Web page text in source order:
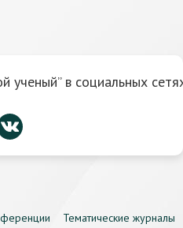
ученый” в социальных
Тематические журналы